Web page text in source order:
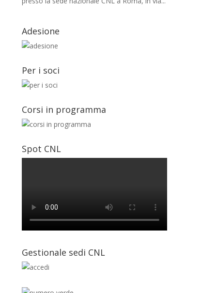
Adesione
Per i soci
Corsi in programma
Spot CNL
Gestionale sedi CNL